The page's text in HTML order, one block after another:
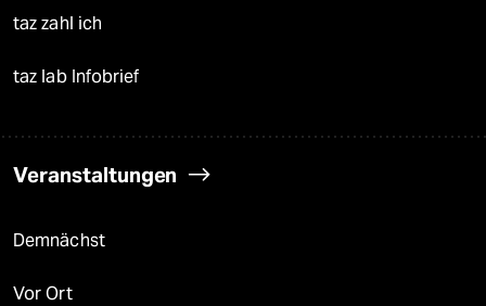
taz zahl ich
taz lab Infobrief
Veranstaltungen
Demnächst
Vor Ort